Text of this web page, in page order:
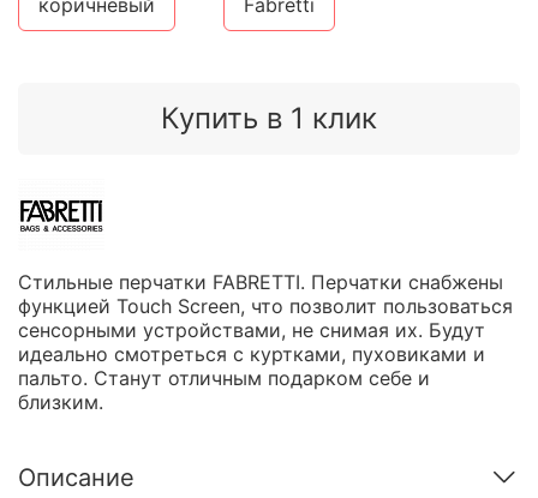
Купить в 1 клик
Стильные перчатки FABRETTI. Перчатки снабжены
функцией Touch Screen, что позволит пользоваться
сенсорными устройствами, не снимая их. Будут
идеально смотреться с куртками, пуховиками и
пальто. Станут отличным подарком себе и
близким.
Описание